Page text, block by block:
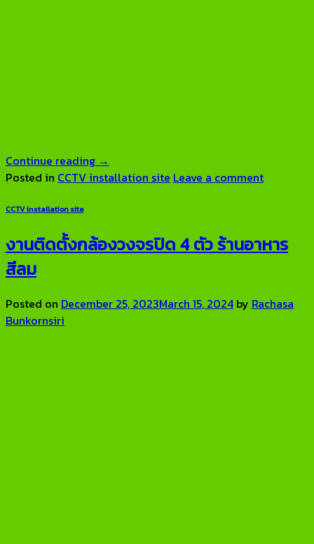
Continue reading →
Posted in CCTV installation site Leave a comment
CCTV installation site
งานติดตั้งกล้องวงจรปิด 4 ตัว ร้านอาหาร
สีลม
Posted on December 25, 2023March 15, 2024 by Rachasa
Bunkornsiri